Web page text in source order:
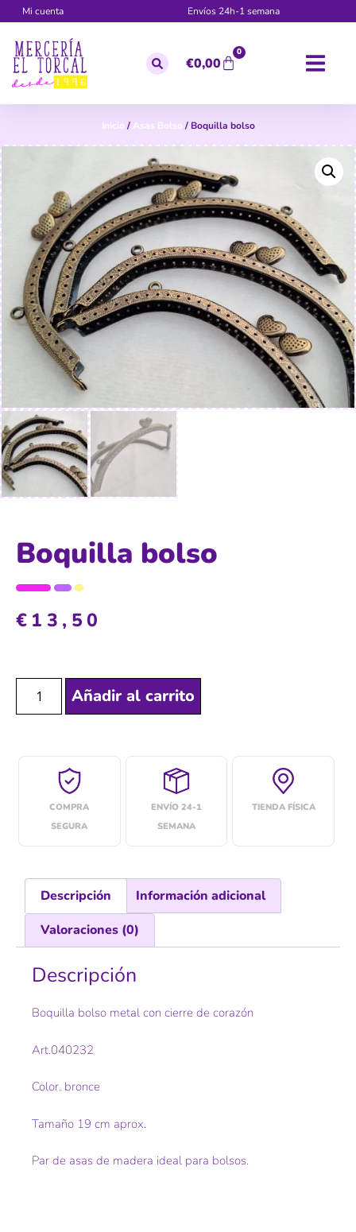
Mi cuenta Envíos 24h-1 semana
€0,00
0
Inicio / Asas Bolso / Boquilla bolso
Boquilla bolso
€ 13,50
Añadir al carrito
COMPRA
SEGURA
ENVÍO 24-1
SEMANA
TIENDA FÍSICA
Descripción
Información adicional
Valoraciones (0)
Descripción
Boquilla bolso metal con cierre de corazón
Art.040232
Color. bronce
Tamaño 19 cm aprox.
Par de asas de madera ideal para bolsos.